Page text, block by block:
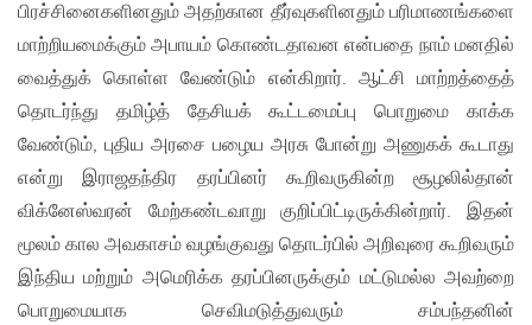
பிரச்சினைகளினதும் அதற்கான தீர்வுகளினதும் பரிமாணங்களை
மாற்றியமைக்கும் அபாயம் கொண்டதாவன என்பதை நாம் மனதில்
வைத்துக் கொள்ள வேண்டும் என்கிறார். ஆட்சி மாற்றத்தைத்
தொடர்ந்து தமிழ்த் தேசியக் கூட்டமைப்பு பொறுமை காக்க
வேண்டும், புதிய அரசை பழைய அரசு போன்று அணுகக் கூடாது
என்று இராஜதந்திர தரப்பினர் கூறிவருகின்ற சூழலில்தான்
விக்னேஸ்வரன் மேற்கண்டவாறு குறிப்பிட்டிருக்கின்றார். இதன்
மூலம் கால அவகாசம் வழங்குவது தொடர்பில் அறிவுரை கூறிவரும்
இந்திய மற்றும் அமெரிக்க தரப்பினருக்கும் மட்டுமல்ல அவற்றை
பொறுமையாக செவிமடுத்துவரும் சம்பந்தனின்